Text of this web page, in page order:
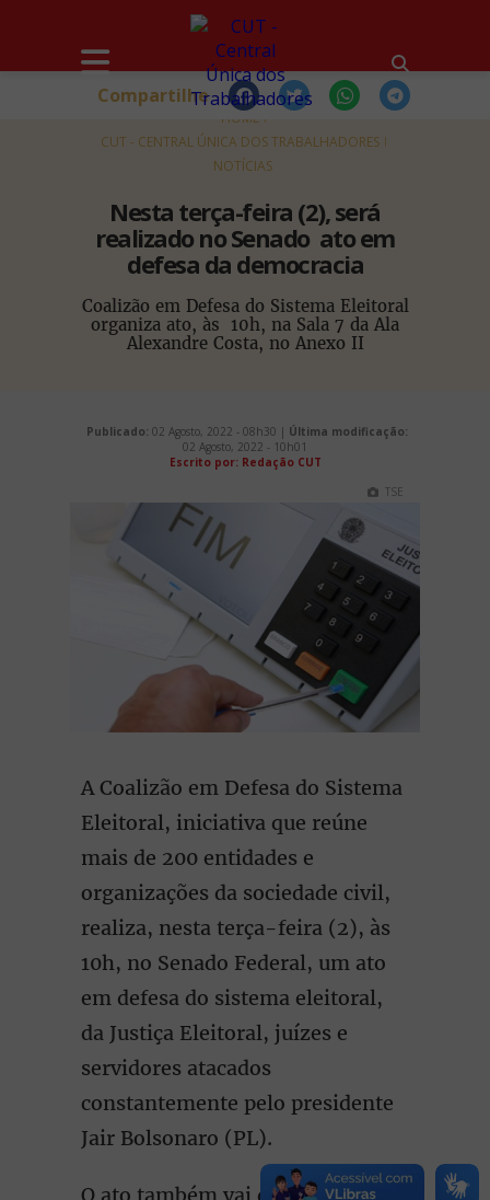
HOME
CUT - CENTRAL ÚNICA DOS TRABALHADORES
NOTÍCIAS
Nesta terça-feira (2), será
realizado no Senado ato em
defesa da democracia
Coalizão em Defesa do Sistema Eleitoral
organiza ato, às 10h, na Sala 7 da Ala
Alexandre Costa, no Anexo II
Compartilhe
Publicado: 02 Agosto, 2022 - 08h30 | Última modificação:
02 Agosto, 2022 - 10h01
Escrito por: Redação CUT
TSE
A Coalizão em Defesa do Sistema
Eleitoral, iniciativa que reúne
mais de 200 entidades e
organizações da sociedade civil,
realiza, nesta terça-feira (2), às
10h, no Senado Federal, um ato
em defesa do sistema eleitoral,
da Justiça Eleitoral, juízes e
servidores atacados
constantemente pelo presidente
Jair Bolsonaro (PL).